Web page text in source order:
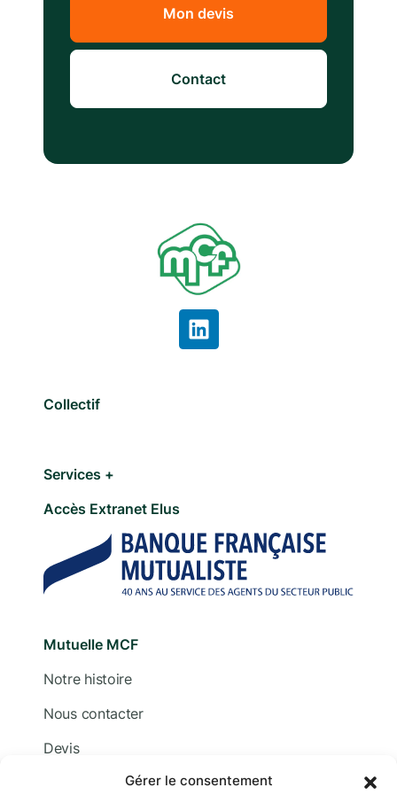
Gérer le consentement
Mon devis
Contact
Collectif
Services +
Accès Extranet Elus
Mutuelle MCF
Notre histoire
Nous contacter
Devis